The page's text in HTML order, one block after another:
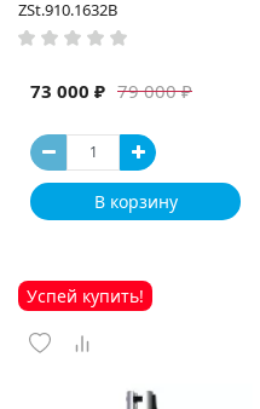
ZSt.910.1632B
79 000 ₽
73 000 ₽
В корзину
Успей купить!